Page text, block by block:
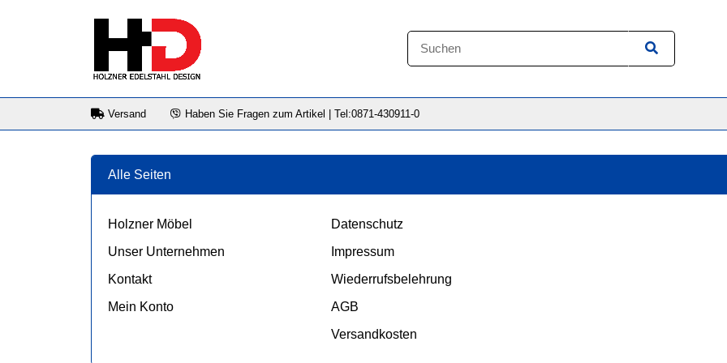
Versand Haben Sie Fragen zum Artikel | Tel:0871-430911-0
Alle Seiten
Holzner Möbel
Unser Unternehmen
Kontakt
Mein Konto
Datenschutz
Impressum
Wiederrufsbelehrung
AGB
Versandkosten